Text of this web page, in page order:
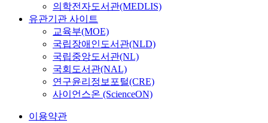
의학전자도서관(MEDLIS)
유관기관 사이트
교육부(MOE)
국립장애인도서관(NLD)
국립중앙도서관(NL)
국회도서관(NAL)
연구윤리정보포털(CRE)
사이언스온 (ScienceON)
이용약관